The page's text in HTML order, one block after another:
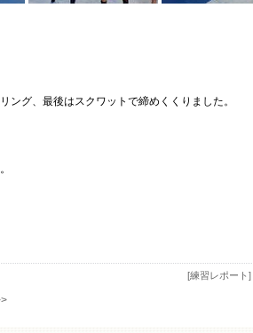
グ、最後はスクワットで締めくくりました。
[練習レポート]